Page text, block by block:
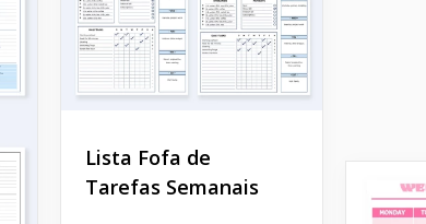
Lista Fofa de
Tarefas Semanais